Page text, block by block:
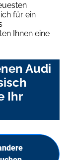
für ein
Ihnen eine
Audi
Ihr